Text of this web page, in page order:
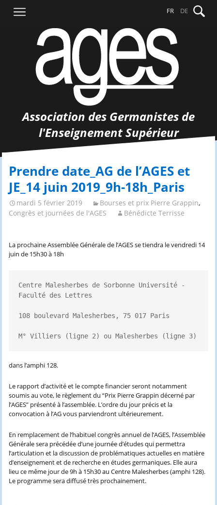
contenu
FR DE
Association des Germanistes de
l'Enseignement Supérieur
Prendre date_AG de l’AGES et
JE_14 juin 2019_9h-18h_Paris
mardi 5 février 2019 Bourses et prix Pierre Grappin,
Congrès et journées de l'AGES
Bénédicte Terrisse
La prochaine Assemblée Générale de l’AGES se tiendra le vendredi 14
juin de 15h30 à 18h
Centre Malesherbes de Sorbonne Université -
Faculté des Lettres
108 boulevard Malesherbes, 75 017 Paris
M° Villiers (ligne 2) ou Malesherbes (ligne 3)
dans l’amphi 128.
Le rapport d’activité et le compte financier seront notamment
soumis au vote, le règlement du “Prix Pierre Grappin décerné par
l’AGES” présenté à l’assemblée. L’ordre du jour précis et la
convocation à l’AG vous parviendront ultérieurement.
En remplacement de l’habituel congrès annuel de l’AGES, l’Assemblée
Générale sera précédée d’une journée d’études qui permettra
l’articulation et la discussion de problématiques actuelles en matière
d’enseignement et de recherche en études germaniques. Elle aura
lieu ce même jour de 9h à 15h30 au Centre Malesherbes (amphi 128).
Le programme sera diffusé très prochainement.